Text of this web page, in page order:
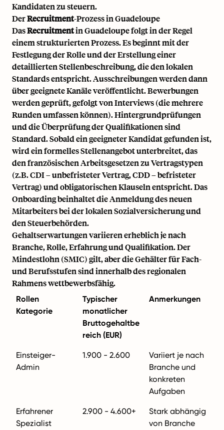
Kandidaten zu steuern.
DerRecruitment-Prozess in Guadeloupe
DasRecruitmentin Guadeloupe folgt in der Regel
einem strukturierten Prozess. Es beginnt mit der
Festlegung der Rolle und der Erstellung einer
detaillierten Stellenbeschreibung, die den lokalen
Standards entspricht. Ausschreibungen werden dann
über geeignete Kanäle veröffentlicht. Bewerbungen
werden geprüft, gefolgt von Interviews (die mehrere
Runden umfassen können). Hintergrundprüfungen
und die Überprüfung der Qualifikationen sind
Standard. Sobald ein geeigneter Kandidat gefunden ist,
wird ein formelles Stellenangebot unterbreitet, das
den französischen Arbeitsgesetzen zu Vertragstypen
(z.B. CDI – unbefristeter Vertrag, CDD – befristeter
Vertrag) und obligatorischen Klauseln entspricht. Das
Onboarding beinhaltet die Anmeldung des neuen
Mitarbeiters bei der lokalen Sozialversicherung und
den Steuerbehörden.
Gehaltserwartungen variieren erheblich je nach
Branche, Rolle, Erfahrung und Qualifikation. Der
Mindestlohn (SMIC) gilt, aber die Gehälter für Fach-
und Berufsstufen sind innerhalb des regionalen
Rahmens wettbewerbsfähig.
Rollen
Kategorie
Typischer
monatlicher
Bruttogehaltbe
reich (EUR)
Anmerkungen
Einsteiger-
Admin
1.900 - 2.600
Variiert je nach
Branche und
konkreten
Aufgaben
Erfahrener
Spezialist
2.900 - 4.600+
Stark abhängig
von Branche